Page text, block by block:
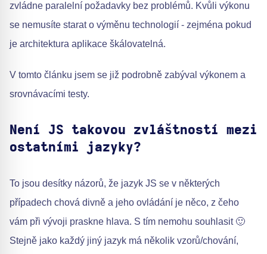
zvládne paralelní požadavky bez problémů. Kvůli výkonu
se nemusíte starat o výměnu technologií - zejména pokud
je architektura aplikace škálovatelná.
V tomto článku jsem se již podrobně zabýval výkonem a
srovnávacími testy.
Není JS takovou zvláštností mezi
ostatními jazyky?
To jsou desítky názorů, že jazyk JS se v některých
případech chová divně a jeho ovládání je něco, z čeho
vám při vývoji praskne hlava. S tím nemohu souhlasit 🙂
Stejně jako každý jiný jazyk má několik vzorů/chování,